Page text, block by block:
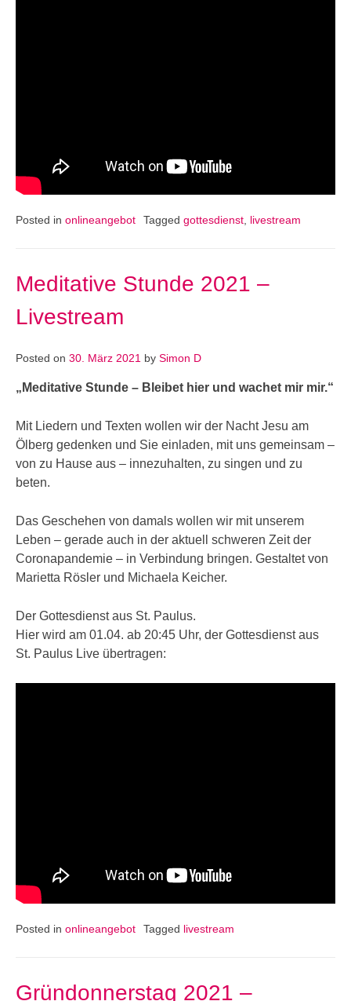
Posted in onlineangebot Tagged gottesdienst, livestream
Meditative Stunde 2021 –
Livestream
Posted on 30. März 2021 by Simon D
„Meditative Stunde – Bleibet hier und wachet mir mir.“
Mit Liedern und Texten wollen wir der Nacht Jesu am
Ölberg gedenken und Sie einladen, mit uns gemeinsam –
von zu Hause aus – innezuhalten, zu singen und zu
beten.
Das Geschehen von damals wollen wir mit unserem
Leben – gerade auch in der aktuell schweren Zeit der
Coronapandemie – in Verbindung bringen. Gestaltet von
Marietta Rösler und Michaela Keicher.
Der Gottesdienst aus St. Paulus.
Hier wird am 01.04. ab 20:45 Uhr, der Gottesdienst aus
St. Paulus Live übertragen:
Posted in onlineangebot Tagged livestream
Gründonnerstag 2021 –